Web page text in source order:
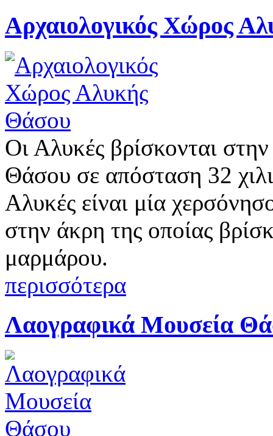
Αρχαιολογικός Χώρος
Οι Αλυκές βρίσκονται
Θάσου σε απόσταση 32
Αλυκές είναι μία
στην άκρη της οποίας
μαρμάρου.
περισσότερα
Λαογραφικά Μουσεία